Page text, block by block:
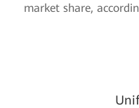
market share,